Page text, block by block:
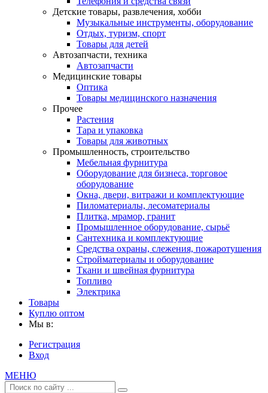
Детские товары, развлечения, хобби
Музыкальные инструменты, оборудование
Отдых, туризм, спорт
Товары для детей
Автозапчасти, техника
Автозапчасти
Медицинские товары
Оптика
Товары медицинского назначения
Прочее
Растения
Тара и упаковка
Товары для животных
Промышленность, строительство
Мебельная фурнитура
Оборудование для бизнеса, торговое
оборудование
Окна, двери, витражи и комплектующие
Пиломатериалы, лесоматериалы
Плитка, мрамор, гранит
Промышленное оборудование, сырьё
Сантехника и комплектующие
Средства охраны, слежения, пожаротушения
Стройматериалы и оборудование
Ткани и швейная фурнитура
Топливо
Электрика
Товары
Куплю оптом
Мы в:
Регистрация
Вход
МЕНЮ